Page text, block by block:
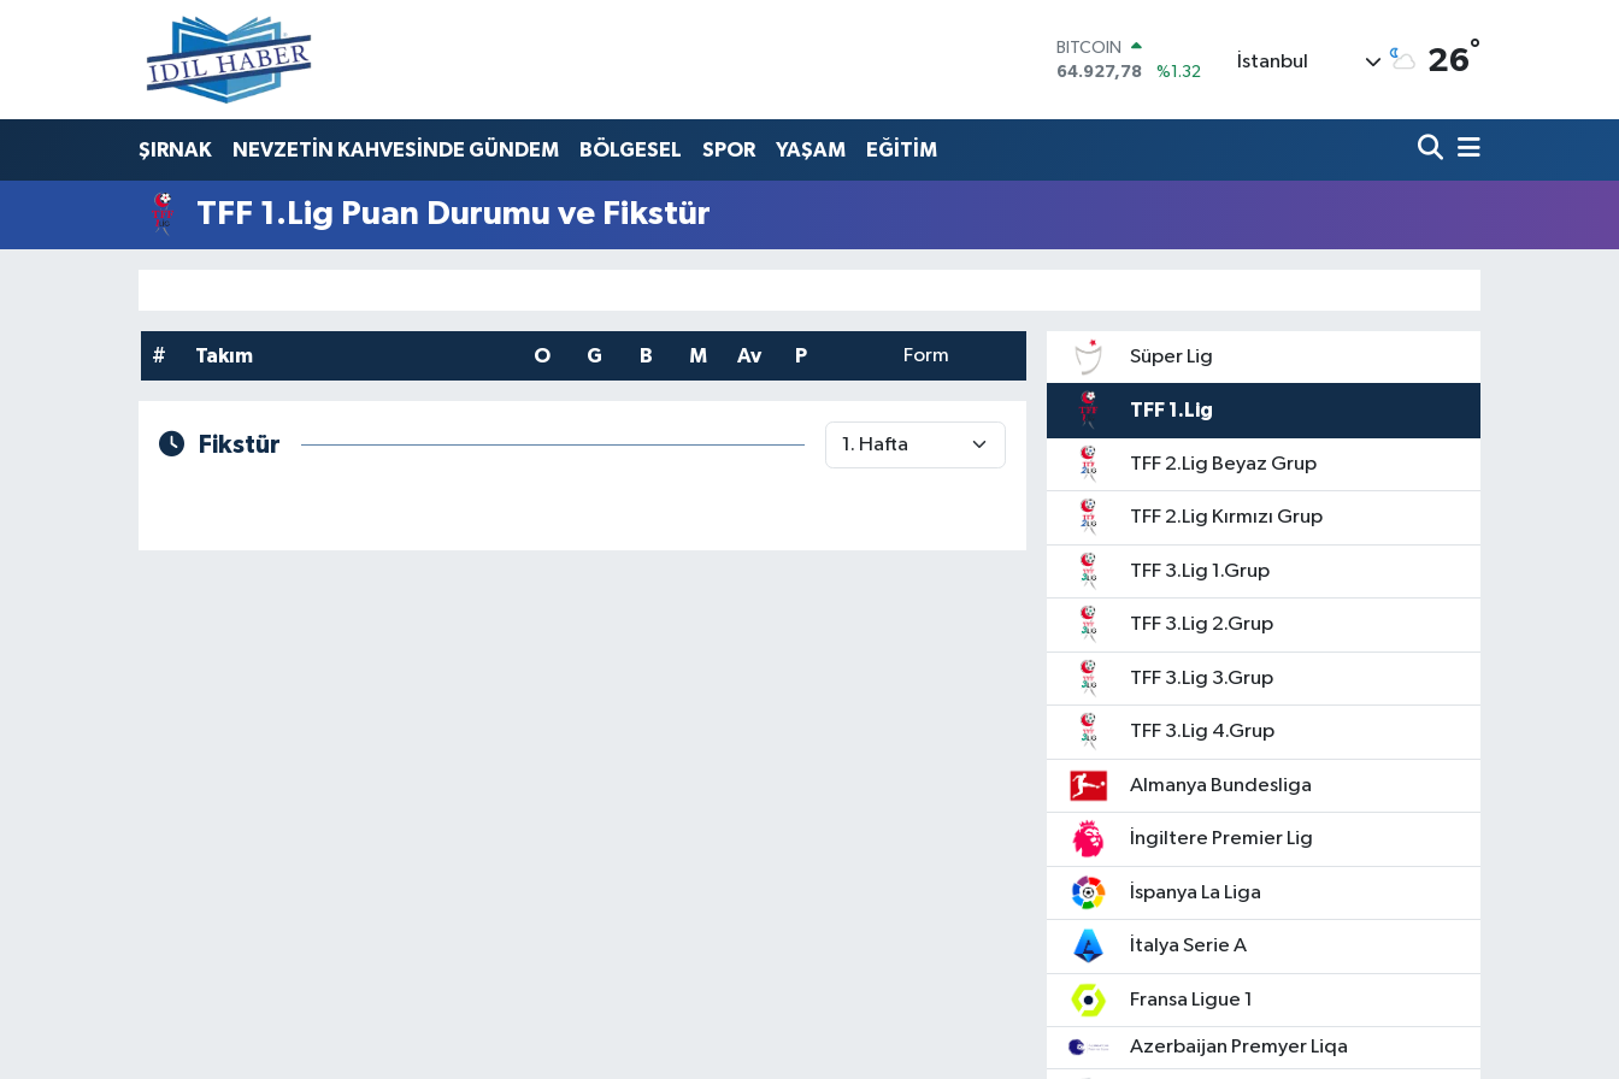
DOLAR
47,5894
%0.08
55,0398
%-0.02
İstanbul 26°
ŞIRNAK NEVZETİN KAHVESİNDE GÜNDEM BÖLGESEL SPOR YAŞAM EĞİTİM
TFF 1.Lig Puan Durumu ve Fikstür
# Takım O G B M Av P Form
Fikstür
Süper Lig
TFF 1.Lig
TFF 2.Lig Beyaz Grup
TFF 2.Lig Kırmızı Grup
TFF 3.Lig 1.Grup
TFF 3.Lig 2.Grup
TFF 3.Lig 3.Grup
TFF 3.Lig 4.Grup
Almanya Bundesliga
İngiltere Premier Lig
İspanya La Liga
İtalya Serie A
Fransa Ligue 1
Azerbaijan Premyer Liqa
Nöbetçi Eczaneler
Hava Durumu
Trafik Durumu
Tüm Manşetler
Haber Arşivi